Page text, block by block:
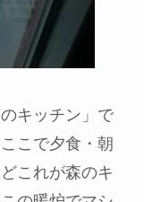
キッチン 」で
こで夕食・朝
これが森のキ